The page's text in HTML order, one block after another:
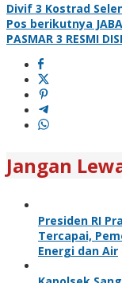
Divif 3 Kostrad
Pos berikutnya
PASMAR 3 RESMI
Jangan
Presiden RI
Tercapai,
Energi dan Air